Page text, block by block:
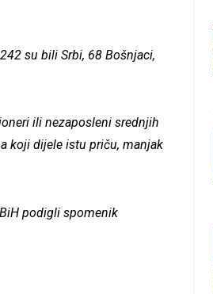
su bili Srbi, 68 Bošnjaci,
ili nezaposleni srednjih
koji dijele istu priču, manjak
podigli spomenik